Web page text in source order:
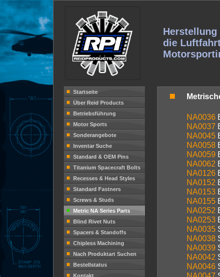
die
Startseite
Über Reid Products
Betriebsführung
Motor Sports
Sonderangebote
Inventar Suche
Standard & OEM Pins
Titanium Spacecraft Bolts
Recesses & Head Styles
Standard Fastners
Screws & Studs
Metric NA Series Parts
Blind Rivet Nuts
Spacers & Standoffs
Chipless Machining
Nach Produktart Suchen
Bestellstatus
Kontakt
NA0036
NA0037
NA0045
NA0058
NA0059
NA0062
NA0126
NA0152
NA0153
NA0155
NA0252
NA0253
NA0035
NA0038
NA0039
NA0042
NA0046